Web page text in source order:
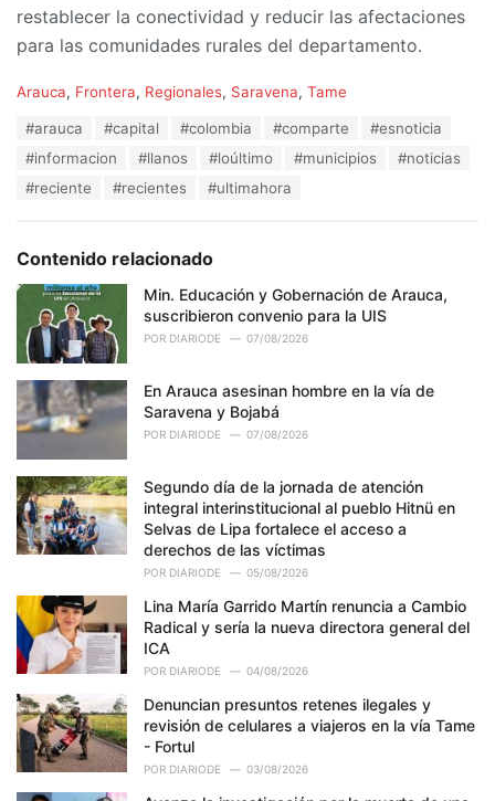
restablecer la conectividad y reducir las afectaciones
para las comunidades rurales del departamento.
C
e
s
:
Arauca, Frontera, Regionales, Saravena, Tame
#arauca #capital #colombia #comparte
#esnoticia
#informacion
#llanos #loúltimo #municipios
#noticias
#reciente
#recientes #ultimahora
Contenido relacionado
Min. Educación y Gobernación de Arauca,
suscribieron convenio para la UIS
POR DIARIODE 07/08/2026
En Arauca asesinan hombre en la vía de
Saravena y Bojabá
POR DIARIODE 07/08/2026
Segundo día de la jornada de atención
integral interinstitucional al pueblo Hitnü en
Selvas de Lipa fortalece el acceso a
derechos de las víctimas
POR DIARIODE 05/08/2026
Lina María Garrido Martín renuncia a Cambio
Radical y sería la nueva directora general del
ICA
POR DIARIODE 04/08/2026
Denuncian presuntos retenes ilegales y
revisión de celulares a viajeros en la vía Tame
- Fortul
POR DIARIODE 03/08/2026